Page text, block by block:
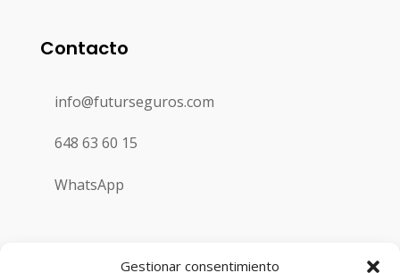
Gestionar consentimiento
Contacto
info@futurseguros.com
648 63 60 15
WhatsApp